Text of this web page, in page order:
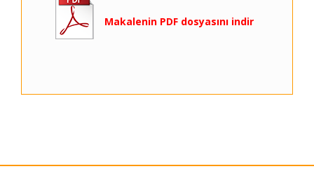
Makalenin PDF dosyasını indir